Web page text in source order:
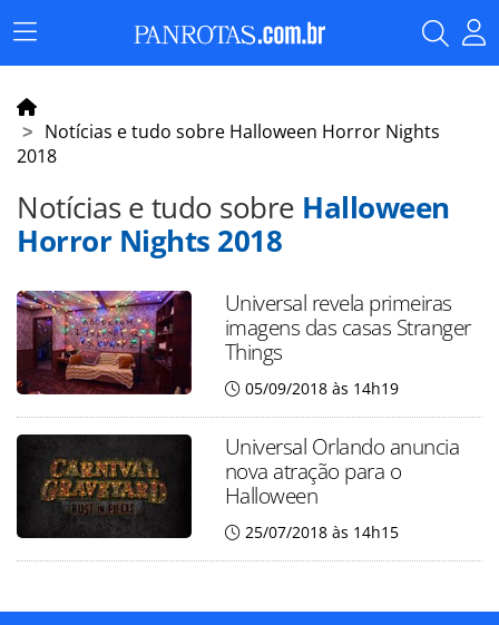
Menu
Principal
Notícias e tudo sobre Halloween Horror Nights
2018
Notícias e tudo sobre Halloween
Horror Nights 2018
Universal revela primeiras
imagens das casas Stranger
Things
05/09/2018 às 14h19
Universal Orlando anuncia
nova atração para o
Halloween
25/07/2018 às 14h15